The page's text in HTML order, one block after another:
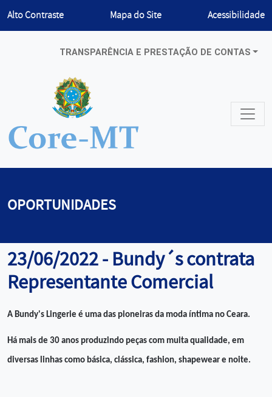
Habilitar
Alto Contraste Mapa do Site Acessibilidade
TRANSPARÊNCIA E PRESTAÇÃO DE CONTAS
OPORTUNIDADES
23/06/2022 - Bundy´s contrata
Representante Comercial
A Bundy's Lingerie é uma das pioneiras da moda íntima no Ceara.
Há mais de 30 anos produzindo peças com muita qualidade, em
diversas linhas como básica, clássica, fashion, shapewear e noite.